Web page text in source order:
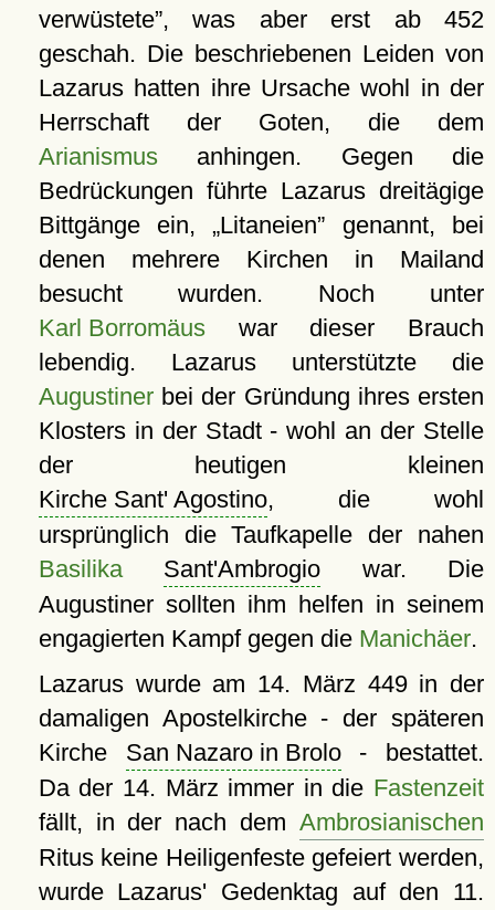
verwüstete , was aber erst ab 452
geschah. Die beschriebenen Leiden von
Lazarus hatten ihre Ursache wohl in der
Herrschaft der Goten, die dem
Arianismusanhingen. Gegen die
Bedrückungen führte Lazarus dreitägige
Bittgänge ein, Litaneien
genannt, bei
denen mehrere Kirchen in Mailand
besucht wurden. Noch unter
Karl Borromäuswar dieser Brauch
lebendig. Lazarus unterstützte die
Augustinerbei der Gründung ihres ersten
Klosters in der Stadt - wohl an der Stelle
der heutigen kleinen
Kirche Sant' Agostino, die wohl
ursprünglich die Taufkapelle der nahen
Basilika
Sant'Ambrogio war. Die
Augustiner sollten ihm helfen in seinem
engagierten Kampf gegen die Manichäer.
Lazarus wurde am 14. März 449 in der
damaligen Apostelkirche - der späteren
Kirche San Nazaro in Brolo- bestattet.
Da der 14. März immer in die Fastenzeit
fällt, in der nach dem Ambrosianischen
Ritus keine Heiligenfeste gefeiert werden,
wurde Lazarus' Gedenktag auf den 11.